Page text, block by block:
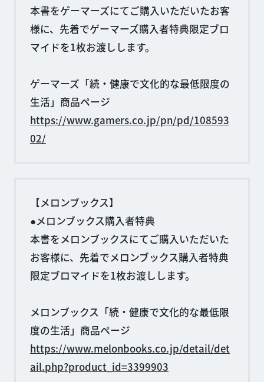
本書をゲーマーズにてご購入いただいたお客
様に、先着でゲーマーズ購入者特典限定ブロ
マイドを1枚お渡しします。
ゲーマーズ「続・健康で文化的な最低限度の
生活」商品ページ
https://www.gamers.co.jp/pn/pd/108593
02/
【メロンブックス】
●メロンブックス購入者特典
本書をメロンブックスにてご購入いただいた
お客様に、先着でメロンブックス購入者特典
限定ブロマイドを1枚お渡しします。
メロンブックス「続・健康で文化的な最低限
度の生活」商品ページ
https://www.melonbooks.co.jp/detail/det
ail.php?product_id=3399903